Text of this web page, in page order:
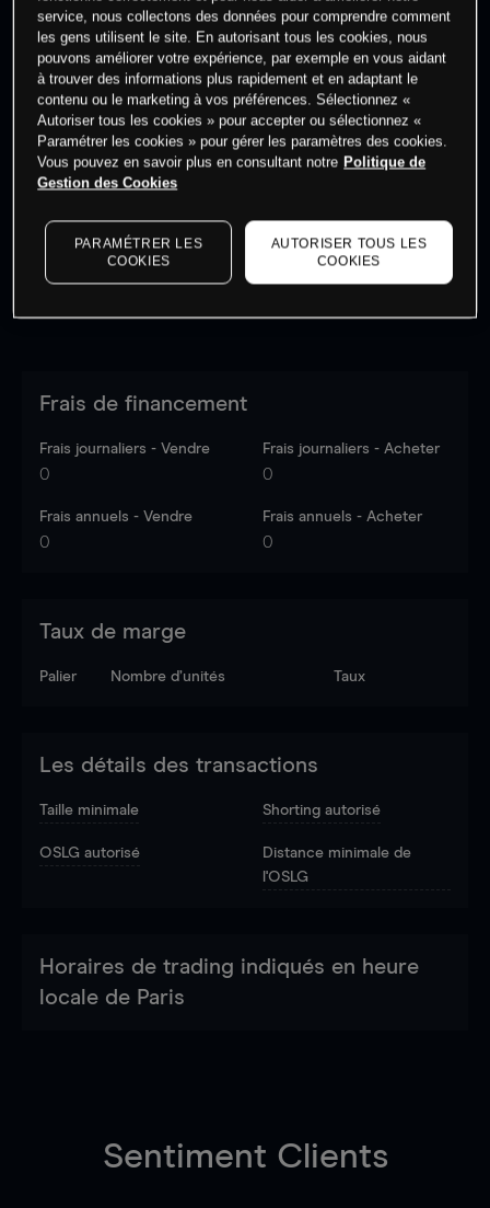
Commencez à trader
Les prix sont indicatifs.Connectez-vous pour voir les
dernières données du marché.
Frais de financement
Frais journaliers - Vendre
0
Frais journaliers - Acheter
0
Frais annuels - Vendre
0
Frais annuels - Acheter
0
Taux de marge
Palier Nombre d’unités Taux
Les détails des transactions
Taille minimale Shorting autorisé
OSLG autorisé
Distance minimale de
l'OSLG
Horaires de trading indiqués en heure
locale de Paris
Sentiment Clients
service, nous collectons des données pour comprendre comment
les gens utilisent le site. En autorisant tous les cookies, nous
pouvons améliorer votre expérience, par exemple en vous aidant
à trouver des informations plus rapidement et en adaptant le
contenu ou le marketing à vos préférences. Sélectionnez «
Autoriser tous les cookies » pour accepter ou sélectionnez «
Paramétrer les cookies » pour gérer les paramètres des cookies.
Vous pouvez en savoir plus en consultant notre Politique de
Gestion des Cookies
PARAMÉTRER LES
COOKIES
AUTORISER TOUS LES
COOKIES